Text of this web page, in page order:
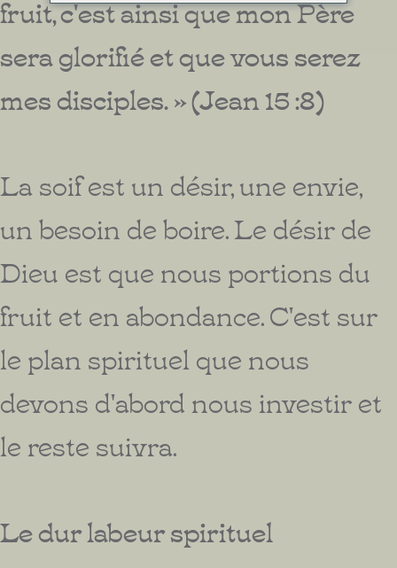
fruit, c'est ainsi que mon Père
sera glorifié et que vous serez
mes disciples. » (Jean 15 :8)
La soif est un désir, une envie,
un besoin de boire. Le désir de
Dieu est que nous portions du
fruit et en abondance. C'est sur
le plan spirituel que nous
devons d'abord nous investir et
le reste suivra.
Le dur labeur spirituel